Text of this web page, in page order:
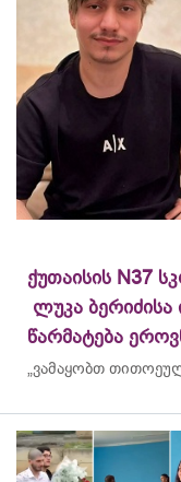
ქუთაისის N37
ლუკა ბერიძისა
წარმატება
„ვამაყობთ